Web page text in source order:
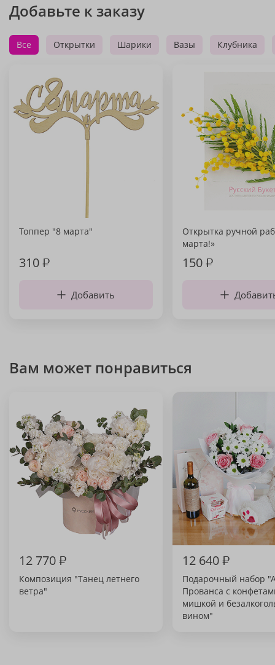
Добавьте к заказу
Все Открытки Шарики Вазы Клубника
Топпер "8 марта"
310₽
Добавить
Открытка ручной
марта!»
150₽
Вам может понравиться
12 770₽
Композиция "Танец летнего
ветра"
12 640₽
Подарочный набор
Прованса с
мишкой и
вином"